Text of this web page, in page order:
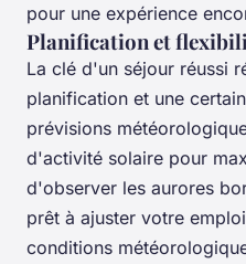
pour une expérience
Planification et
La clé d'un séjour réussi
planification et une
prévisions
d'activité solaire pour
d'observer les aurores
prêt à ajuster votre
conditions